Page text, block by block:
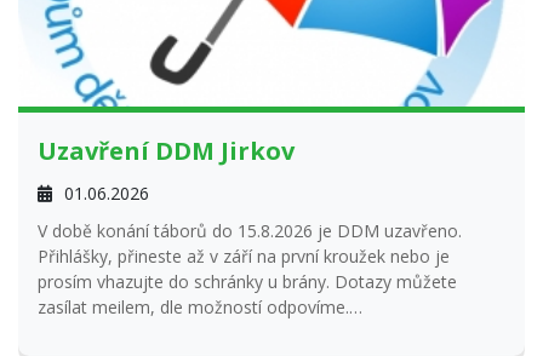
Uzavření DDM Jirkov
01.06.2026
V době konání táborů do 15.8.2026 je DDM uzavřeno.
Přihlášky, přineste až v září na první kroužek nebo je
prosím vhazujte do schránky u brány. Dotazy můžete
zasílat meilem, dle možností odpovíme.